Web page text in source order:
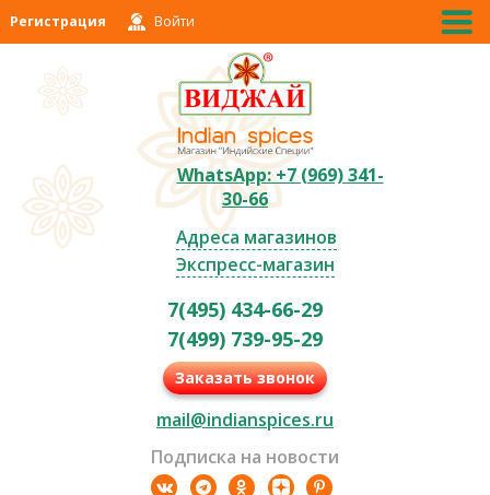
Регистрация Войти
WhatsApp: +7 (969) 341-
30-66
Адреса магазинов
Экспресс-магазин
7(495) 434-66-29
7(499) 739-95-29
Заказать звонок
mail@indianspices.ru
Подписка на новости